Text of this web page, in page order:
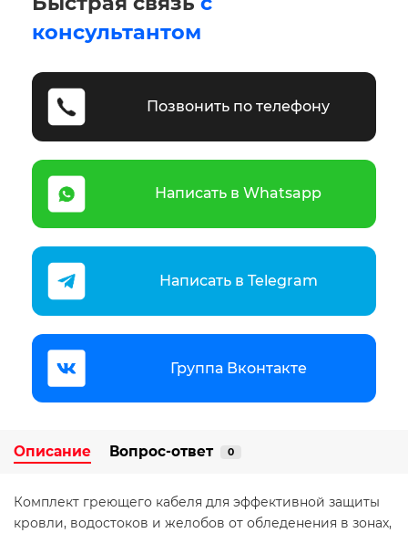
консультантом
Позвонить по телефону
Написать в Whatsapp
Написать в Telegram
Группа Вконтакте
Описание Вопрос-ответ 0
Комплект греющего кабеля для эффективной защиты
кровли, водостоков и желобов от обледенения в зонах,